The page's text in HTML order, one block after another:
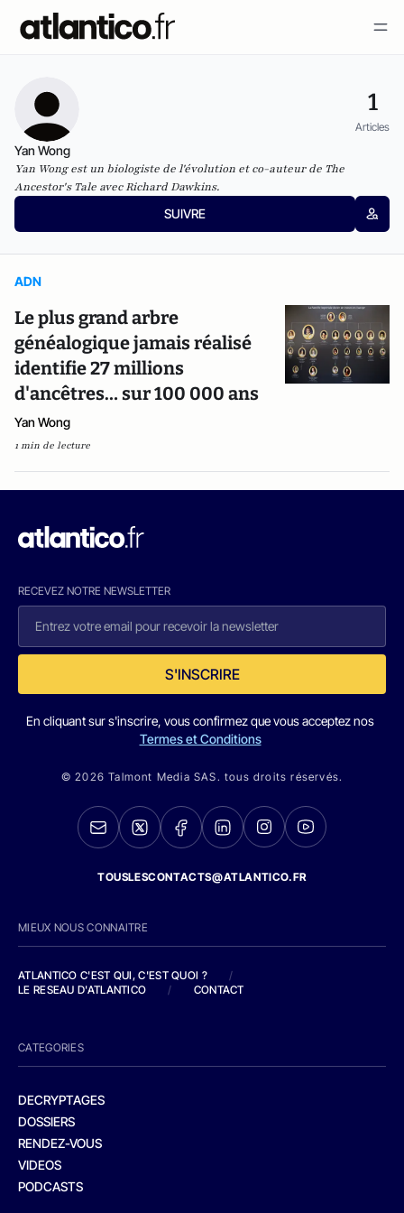
1
Articles
Yan Wong
Yan Wong est un biologiste de l'évolution et co-auteur de The
Ancestor's Tale avec Richard Dawkins.
SUIVRE
ADN
Le plus grand arbre
généalogique jamais réalisé
identifie 27 millions
d'ancêtres… sur 100 000 ans
Yan Wong
1 min de lecture
RECEVEZ NOTRE NEWSLETTER
S'INSCRIRE
En cliquant sur s'inscrire, vous confirmez que vous acceptez nos
Termes et Conditions
© 2026 Talmont Media SAS. tous droits réservés.
TOUSLESCONTACTS@ATLANTICO.FR
MIEUX NOUS CONNAITRE
ATLANTICO C'EST QUI, C'EST QUOI ?
/
LE RESEAU D'ATLANTICO
/ CONTACT
CATEGORIES
DECRYPTAGES
DOSSIERS
RENDEZ-VOUS
VIDEOS
PODCASTS